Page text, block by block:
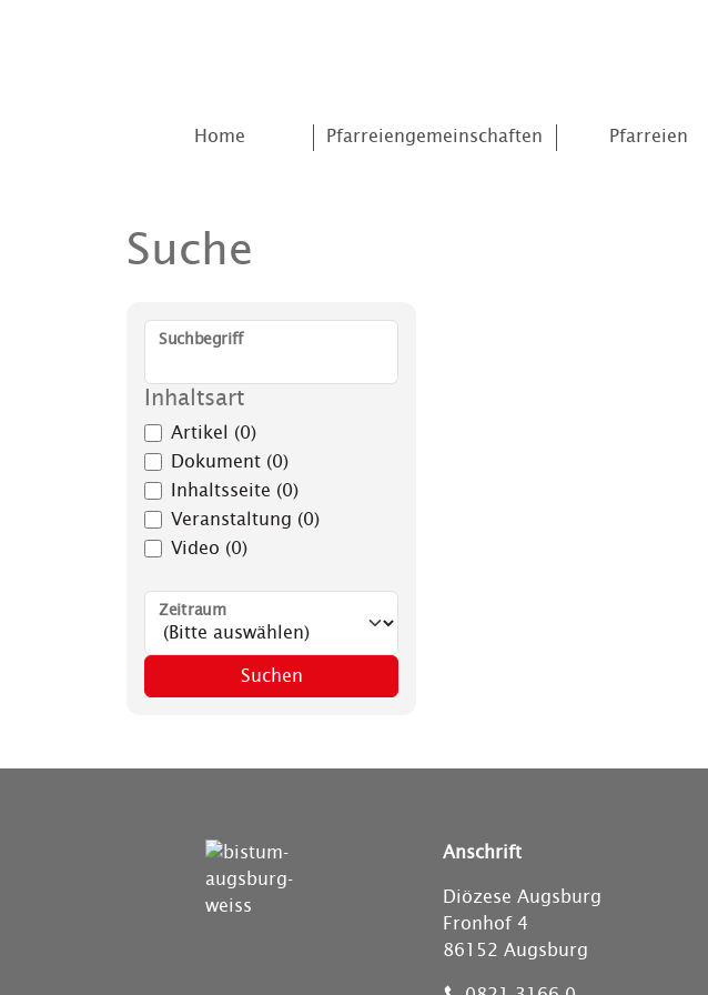
Home Pfarreiengemeinschaften Pfarreien
Suche
Suchbegriff
Inhaltsart
Artikel (0)
Dokument (0)
Inhaltsseite (0)
Veranstaltung (0)
Video (0)
Zeitraum
Suchen
Anschrift
Diözese Augsburg
Fronhof 4
86152 Augsburg